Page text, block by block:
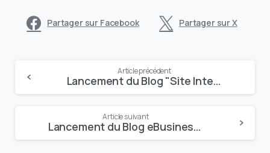
Partager sur Facebook Partager sur X
Reading
Article précédent
Lancement du Blog "Site Internet – eVisibility" de DGT Concept
Article suivant
Lancement du Blog eBusiness de DGT Concept